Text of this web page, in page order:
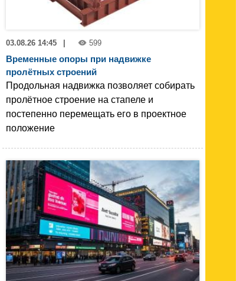
03.08.26 14:45 | 599
Временные опоры при надвижке
пролётных строений
Продольная надвижка позволяет собирать
пролётное строение на стапеле и
постепенно перемещать его в проектное
положение